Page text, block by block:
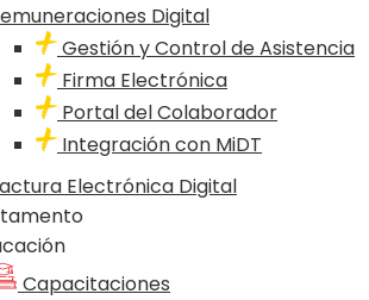
Digital
Gestión y Control de Asistencia
Firma Electrónica
Portal del Colaborador
Integración con MiDT
Electrónica Digital
Capacitaciones